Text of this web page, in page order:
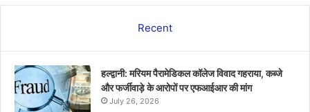
Recent
हल्द्वानी: मरियम पैरामेडिकल कॉलेज विवाद गहराया, कब्जे
और फर्जीवाड़े के आरोपों पर एफआईआर की मांग
July 26, 2026